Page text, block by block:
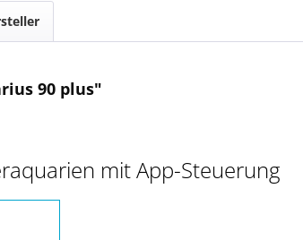
90 plus"
mit App-Steuerung